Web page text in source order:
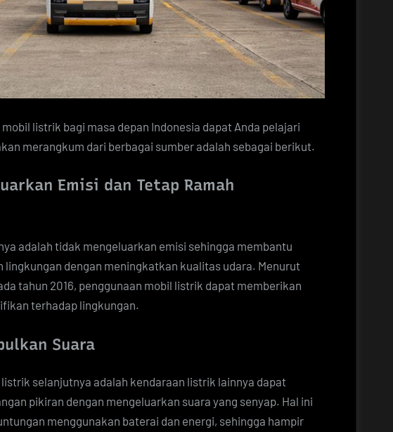
listrik bagi masa depan Indonesia dapat Anda pelajari
merangkum dari berbagai sumber adalah sebagai berikut.
Emisi dan Tetap Ramah
adalah tidak mengeluarkan emisi sehingga membantu
lingkungan dengan meningkatkan kualitas udara. Menurut
tahun 2016, penggunaan mobil listrik dapat memberikan
terhadap lingkungan.
Suara
selanjutnya adalah kendaraan listrik lainnya dapat
pikiran dengan mengeluarkan suara yang senyap. Hal ini
menggunakan baterai dan energi, sehingga hampir